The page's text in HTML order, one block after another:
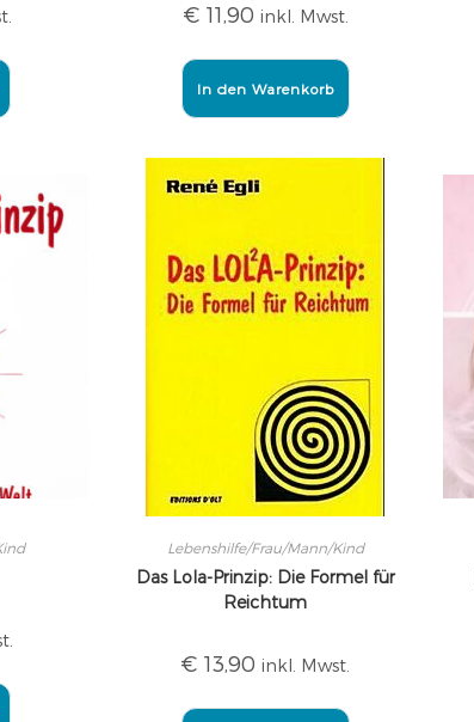
€ 11,90 inkl. Mwst.
In den Warenkorb
Lebenshilfe/Frau/Mann/Kind
Das Lola-Prinzip: Die Formel für
Reichtum
€ 13,90 inkl. Mwst.